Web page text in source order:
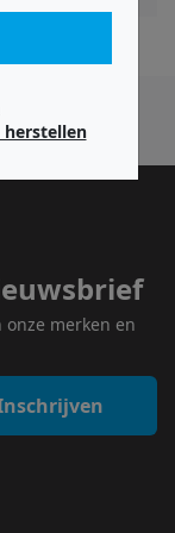
merken en